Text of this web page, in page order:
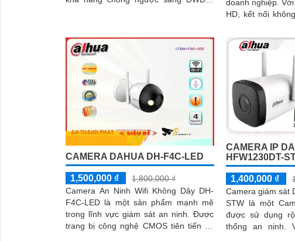
doanh nghiệp. Với độ phân giải cao Full
HD, kết nối
camera giúp bạn
một cách rõ ràng
CAMERA DAHUA DH-F4C-LED
1,500,000 ₫
1,800,000 ₫
Camera An Ninh Wifi Không Dây DH-
F4C-LED là một sản phẩm mạnh mẽ
trong lĩnh vực giám sát an ninh. Được
trang bị công nghệ CMOS tiên tiến và
CAMERA IP
HFW1230DT-
1,400,000 ₫
Camera giám sát
STW là một
được sử dụng
thống an ninh.